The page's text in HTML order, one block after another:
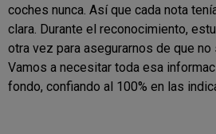
coches nunca. Así que cada nota
clara. Durante el reconocimiento,
otra vez para asegurarnos de que no
Vamos a necesitar toda esa
fondo, confiando al 100% en las